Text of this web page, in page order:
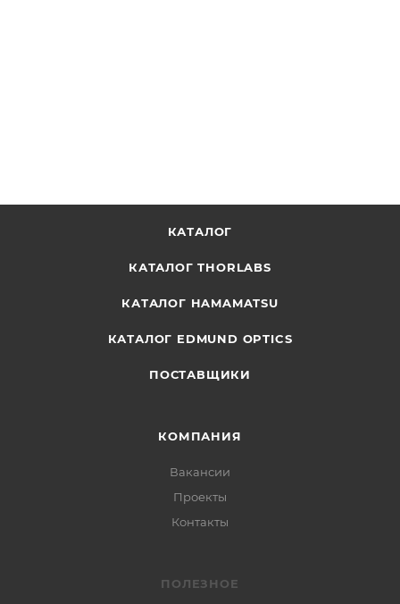
КАТАЛОГ
КАТАЛОГ THORLABS
КАТАЛОГ HAMAMATSU
КАТАЛОГ EDMUND OPTICS
ПОСТАВЩИКИ
КОМПАНИЯ
Вакансии
Проекты
Контакты
ПОЛЕЗНОЕ